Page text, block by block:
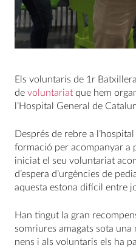
Els voluntaris de 1r
de voluntariat que hem
l’Hospital General de
Després de rebre a
formació per acompanyar a
iniciat el seu voluntariat
d’espera d’urgències de
aquesta estona difícil entre
Han tingut la gran
somriures amagats sota una
nens i als voluntaris els ha